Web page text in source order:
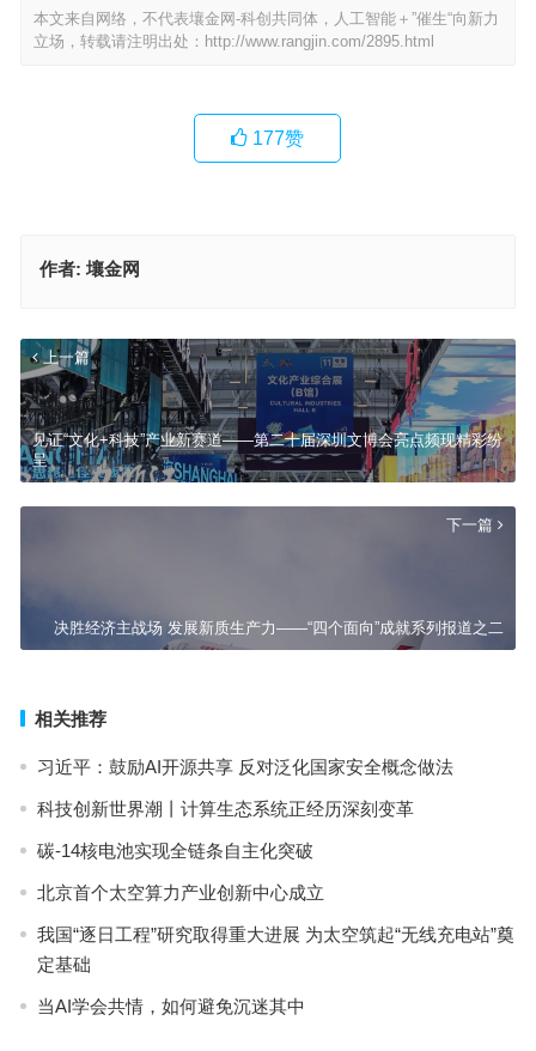
本文来自网络，不代表壤金网-科创共同体，人工智能＋”催生“向新力
立场，转载请注明出处： http://www.rangjin.com/2895.html
177赞
作者: 壤金网
上一篇
见证“文化+科技”产业新赛道——第二十届深圳文博会亮点频现精彩纷
呈
下一篇
决胜经济主战场 发展新质生产力——“四个面向”成就系列报道之二
相关推荐
习近平：鼓励AI开源共享 反对泛化国家安全概念做法
科技创新世界潮丨计算生态系统正经历深刻变革
碳-14核电池实现全链条自主化突破
北京首个太空算力产业创新中心成立
我国“逐日工程”研究取得重大进展 为太空筑起“无线充电站”奠
定基础
当AI学会共情，如何避免沉迷其中